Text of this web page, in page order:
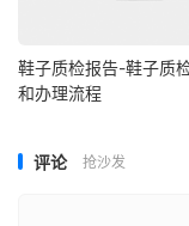
鞋子质检报告-鞋子质
和办理流程
评论 抢沙发